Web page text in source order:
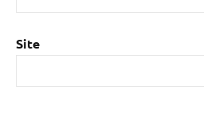
Site